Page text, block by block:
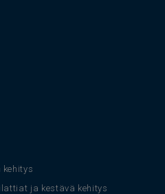
ja kestävä kehitys